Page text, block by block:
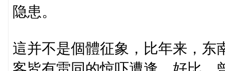
隐患。
這并不是個體征象，比年来，东